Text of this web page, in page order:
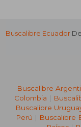
Buscalibre Ecuador
Buscalibre
Colombia |
Buscalibre
Perú | Buscalibre